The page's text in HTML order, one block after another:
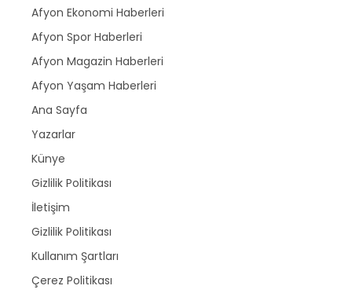
Afyon Ekonomi Haberleri
Afyon Spor Haberleri
Afyon Magazin Haberleri
Afyon Yaşam Haberleri
Ana Sayfa
Yazarlar
Künye
Gizlilik Politikası
İletişim
Gizlilik Politikası
Kullanım Şartları
Çerez Politikası